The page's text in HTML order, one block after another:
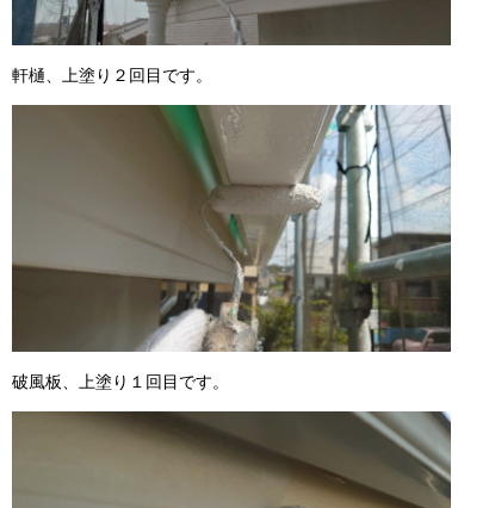
軒樋、上塗り２回目です。
破風板、上塗り１回目です。